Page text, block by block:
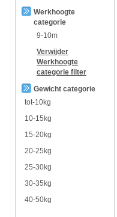
Werkhoogte
categorie
9-10m
Verwijder
Werkhoogte
categorie filter
Gewicht categorie
tot-10kg
10-15kg
15-20kg
20-25kg
25-30kg
30-35kg
40-50kg